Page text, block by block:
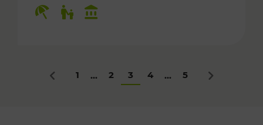
Zurück
1 ... 2 3 4 ... 5 Nächstes